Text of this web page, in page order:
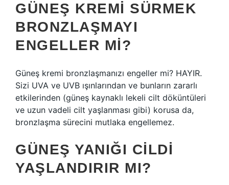
GÜNEŞ KREMI SÜRMEK
BRONZLAŞMAYI
ENGELLER MI?
Güneş kremi bronzlaşmanızı engeller mi? HAYIR.
Sizi UVA ve UVB ışınlarından ve bunların zararlı
etkilerinden (güneş kaynaklı lekeli cilt döküntüleri
ve uzun vadeli cilt yaşlanması gibi) korusa da,
bronzlaşma sürecini mutlaka engellemez.
GÜNEŞ YANIĞI CILDI
YAŞLANDIRIR MI?